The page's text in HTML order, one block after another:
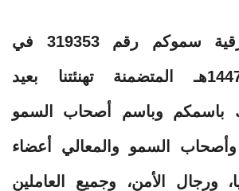
اطلعنا على برقية سموكم رقم 319353 في
12 / 12 /1447هـ المتضمنة تهنئتنا بعيد
باسمكم وباسم أصحاب السمو
وأصحاب السمو والمعالي أعضاء
ورجال الأمن، وجميع العاملين